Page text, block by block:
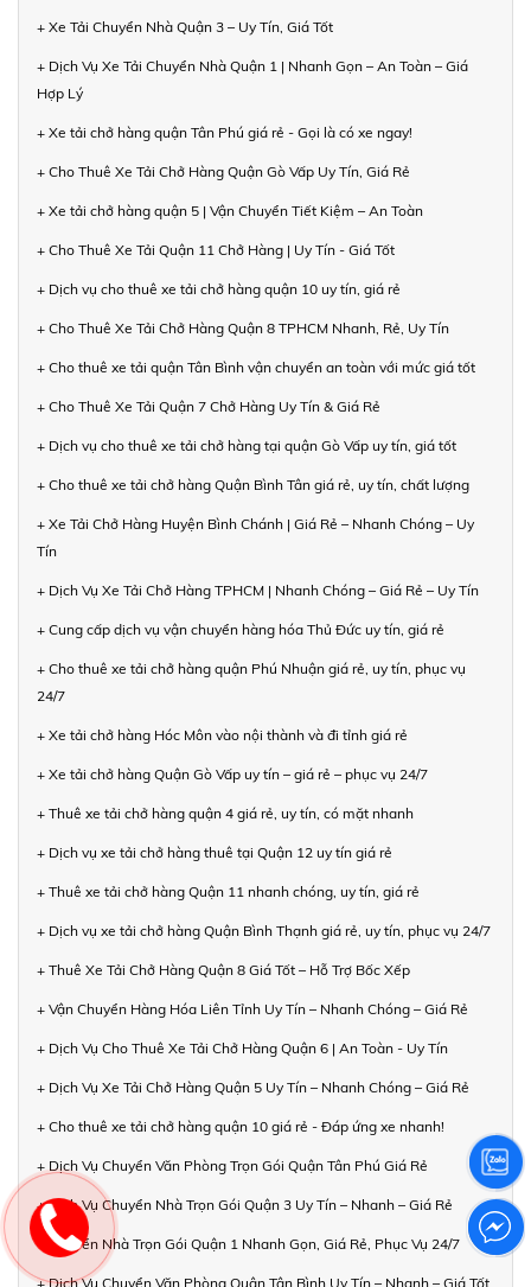
+ Xe Tải Chuyển Nhà Quận 3 – Uy Tín, Giá Tốt
+ Dịch Vụ Xe Tải Chuyển Nhà Quận 1 | Nhanh Gọn – An Toàn – Giá
Hợp Lý
+ Xe tải chở hàng quận Tân Phú giá rẻ - Gọi là có xe ngay!
+ Cho Thuê Xe Tải Chở Hàng Quận Gò Vấp Uy Tín, Giá Rẻ
+ Xe tải chở hàng quận 5 | Vận Chuyển Tiết Kiệm – An Toàn
+ Cho Thuê Xe Tải Quận 11 Chở Hàng | Uy Tín - Giá Tốt
+ Dịch vụ cho thuê xe tải chở hàng quận 10 uy tín, giá rẻ
+ Cho Thuê Xe Tải Chở Hàng Quận 8 TPHCM Nhanh, Rẻ, Uy Tín
+ Cho thuê xe tải quận Tân Bình vận chuyển an toàn với mức giá tốt
+ Cho Thuê Xe Tải Quận 7 Chở Hàng Uy Tín & Giá Rẻ
+ Dịch vụ cho thuê xe tải chở hàng tại quận Gò Vấp uy tín, giá tốt
+ Cho thuê xe tải chở hàng Quận Bình Tân giá rẻ, uy tín, chất lượng
+ Xe Tải Chở Hàng Huyện Bình Chánh | Giá Rẻ – Nhanh Chóng – Uy
Tín
+ Dịch Vụ Xe Tải Chở Hàng TPHCM | Nhanh Chóng – Giá Rẻ – Uy Tín
+ Cung cấp dịch vụ vận chuyển hàng hóa Thủ Đức uy tín, giá rẻ
+ Cho thuê xe tải chở hàng quận Phú Nhuận giá rẻ, uy tín, phục vụ
24/7
+ Xe tải chở hàng Hóc Môn vào nội thành và đi tỉnh giá rẻ
+ Xe tải chở hàng Quận Gò Vấp uy tín – giá rẻ – phục vụ 24/7
+ Thuê xe tải chở hàng quận 4 giá rẻ, uy tín, có mặt nhanh
+ Dịch vụ xe tải chở hàng thuê tại Quận 12 uy tín giá rẻ
+ Thuê xe tải chở hàng Quận 11 nhanh chóng, uy tín, giá rẻ
+ Dịch vụ xe tải chở hàng Quận Bình Thạnh giá rẻ, uy tín, phục vụ 24/7
+ Thuê Xe Tải Chở Hàng Quận 8 Giá Tốt – Hỗ Trợ Bốc Xếp
+ Vận Chuyển Hàng Hóa Liên Tỉnh Uy Tín – Nhanh Chóng – Giá Rẻ
+ Dịch Vụ Cho Thuê Xe Tải Chở Hàng Quận 6 | An Toàn - Uy Tín
+ Dịch Vụ Xe Tải Chở Hàng Quận 5 Uy Tín – Nhanh Chóng – Giá Rẻ
+ Cho thuê xe tải chở hàng quận 10 giá rẻ - Đáp ứng xe nhanh!
+ Dịch Vụ Chuyển Văn Phòng Trọn Gói Quận Tân Phú Giá Rẻ
+ Dịch Vụ Chuyển Nhà Trọn Gói Quận 3 Uy Tín – Nhanh – Giá Rẻ
+ Chuyển Nhà Trọn Gói Quận 1 Nhanh Gọn, Giá Rẻ, Phục Vụ 24/7
+ Dịch Vụ Chuyển Văn Phòng Quận Tân Bình Uy Tín – Nhanh – Giá Tốt